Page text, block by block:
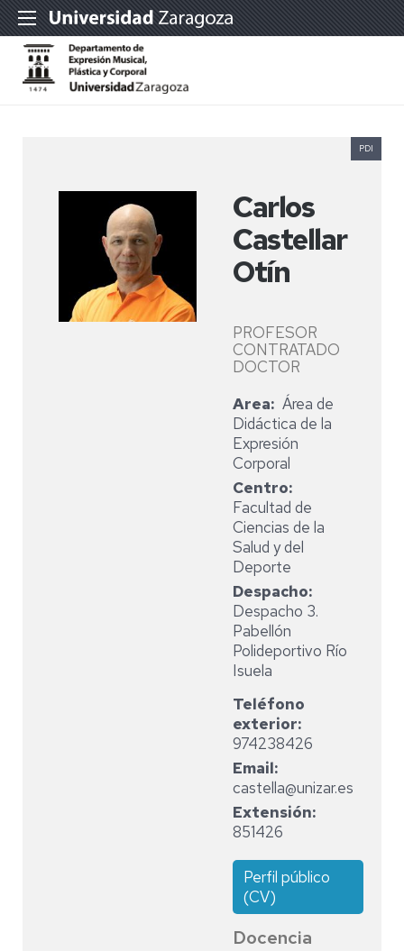
Carlos
Castellar
Otín
PROFESOR
CONTRATADO
DOCTOR
PDI
Area
Área de
Didáctica de la
Expresión
Corporal
Centro
Facultad de
Ciencias de la
Salud y del
Deporte
Despacho
Despacho 3.
Pabellón
Polideportivo Río
Isuela
Teléfono
exterior
974238426
Email
castella@unizar.es
Extensión
851426
Perfil público
(CV)
Docencia